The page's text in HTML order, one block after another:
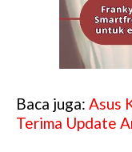
Baca juga: Asus
Terima Update